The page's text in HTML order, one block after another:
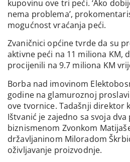
kupovinu ove tri peći. ‘Ako
nema problema’,
mogućnost vraćanja peći.
Zvaničnici općine tvrde da su
aktivne peći na 11 miliona KM,
procijenili na 9.7 miliona KM
Borba nad imovinom
godine na glamuroznoj
ove tvornice. Tadašnji direktor
Ištvanić je zajedno sa svoja
biznismenom Zvonkom
državljaninom Miloradom
oživljavanje proizvodnje.